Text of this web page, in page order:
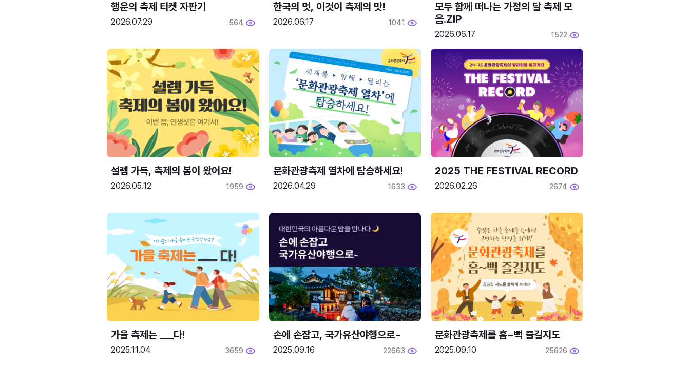
행운의 축제 티켓 자판기
2026.07.29 564
한국의 멋, 이것이 축제의 맛!
2026.06.17 1041
모두 함께 떠나는 가정의 달 축제 모
음.ZIP
2026.06.17 1522
설렘 가득, 축제의 봄이 왔어요!
2026.05.12 1959
문화관광축제 열차에 탑승하세요!
2026.04.29 1633
2025 THE FESTIVAL RECORD
2026.02.26 2674
2025.11.04 3659
손에 손잡고, 국가유산야행으로~
2025.09.16 22663
문화관광축제를 흠~뻑 즐길지도
2025.09.10 25626